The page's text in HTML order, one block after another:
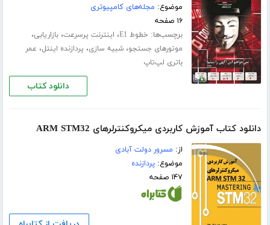
موضوع: مجله‌های کامپیوتری
۱۶ صفحه
برچسب‌ها: خطوط E1 ، اینترنت پرسرعت،بازاریابی،
موتورهای جستجو،شبیه سازی، پردازنده اینتل، عمر
باتری لپ‌تاپ
دانلود کتاب
دانلود کتاب آموزش کاربردی میکروکنترلرهای ARM STM32
از: مسرور دولت آبادی
موضوع:پردازنده
۱۴۷ صفحه